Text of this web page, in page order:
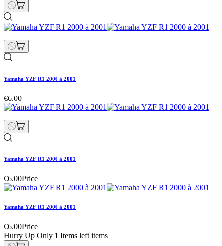
Yamaha YZF R1 2000 à 2001
€6.00
Yamaha YZF R1 2000 à 2001
€6.00Price
Yamaha YZF R1 2000 à 2001
€6.00Price
Hurry Up Only 1 Items left items